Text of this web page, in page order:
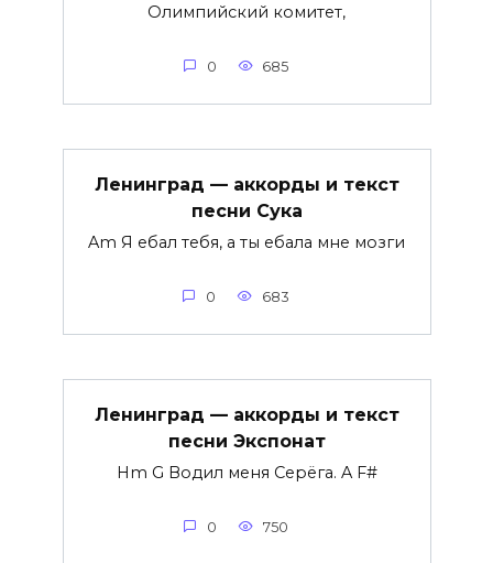
Олимпийский комитет,
0 685
Ленинград — аккорды и текст
песни Сука
Am Я ебал тебя, а ты ебала мне мозги
0 683
Ленинград — аккорды и текст
песни Экспонат
Hm G Водил меня Серёга. A F#
0 750